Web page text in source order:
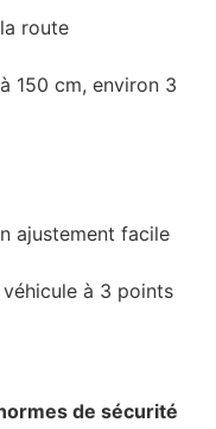
route
150 cm, environ 3
ajustement facile
véhicule à 3 points
de sécurité